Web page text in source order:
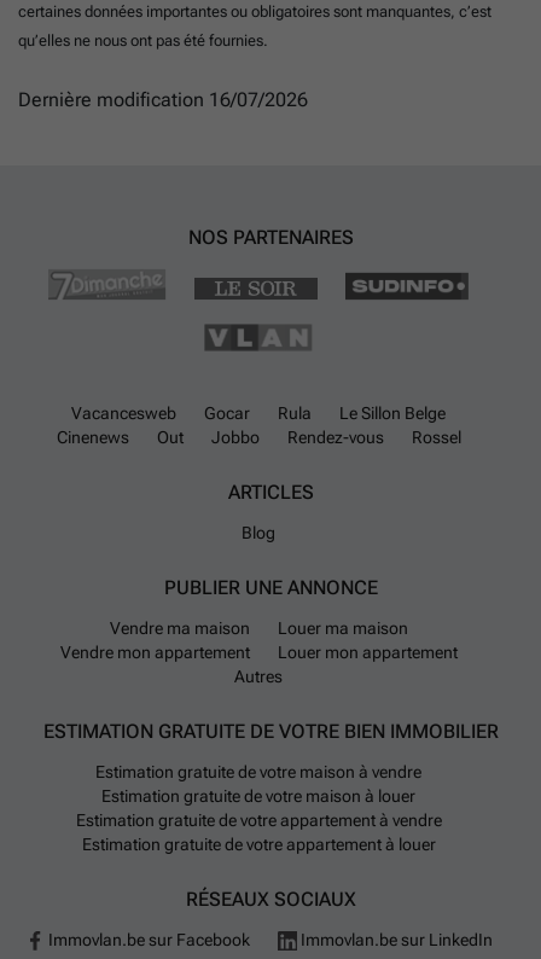
certaines données importantes ou obligatoires sont manquantes, c’est
qu’elles ne nous ont pas été fournies.
Dernière modification 16/07/2026
NOS PARTENAIRES
Vacancesweb Gocar Rula
Le Sillon Belge
Cinenews
Out Jobbo Rendez-vous Rossel
ARTICLES
Blog
PUBLIER UNE ANNONCE
Vendre ma maison
Louer ma maison
Vendre mon appartement
Louer mon appartement
Autres
ESTIMATION GRATUITE DE VOTRE BIEN IMMOBILIER
Estimation gratuite de votre maison à vendre
Estimation gratuite de votre maison à louer
Estimation gratuite de votre appartement à vendre
Estimation gratuite de votre appartement à louer
RÉSEAUX SOCIAUX
Immovlan.be sur Facebook Immovlan.be sur LinkedIn